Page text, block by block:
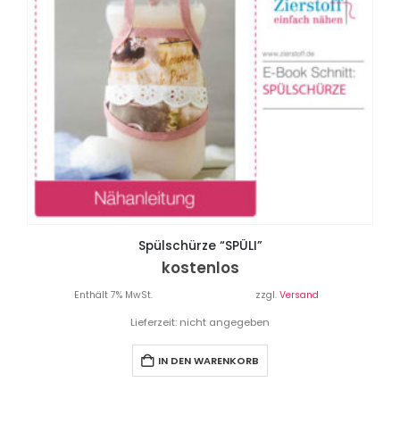
Spülschürze “SPÜLI”
kostenlos
Enthält 7% MwSt. zzgl. Versand
Lieferzeit: nicht angegeben
IN DEN WARENKORB